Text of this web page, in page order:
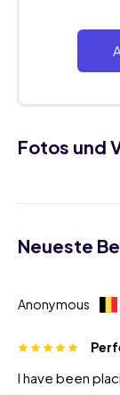
Fotos und
Neueste
Anonymous
I have been